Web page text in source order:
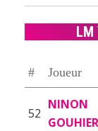
LM
# Joueur
52
NINON
GOUHIER